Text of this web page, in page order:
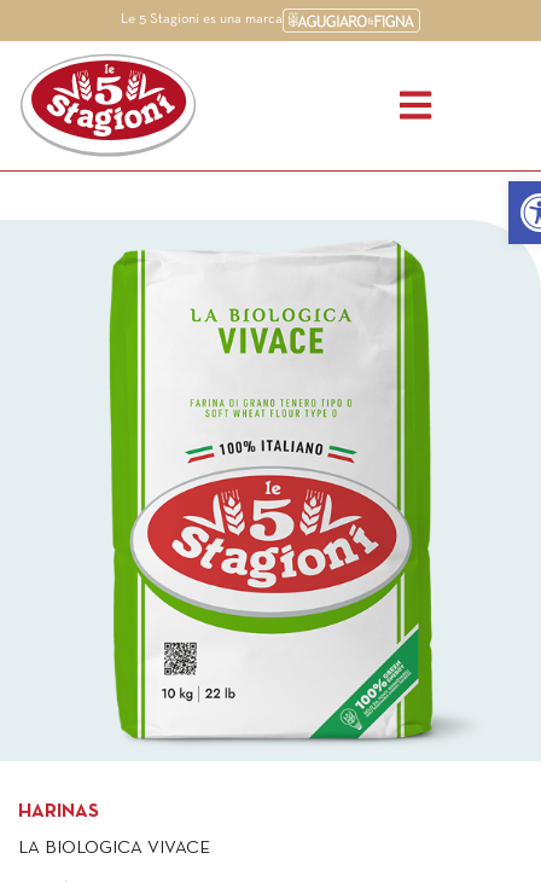
Le 5 Stagioni es una marca
HARINAS
LA BIOLOGICA VIVACE